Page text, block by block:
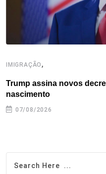
IMIGRAÇÃO ,
Trump assina novos
nascimento
07/08/2026